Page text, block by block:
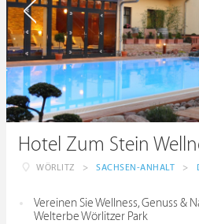
WÖRLITZ > SACHSEN-ANHALT >
Vereinen Sie Wellness, Genuss &
Welterbe Wörlitzer Park